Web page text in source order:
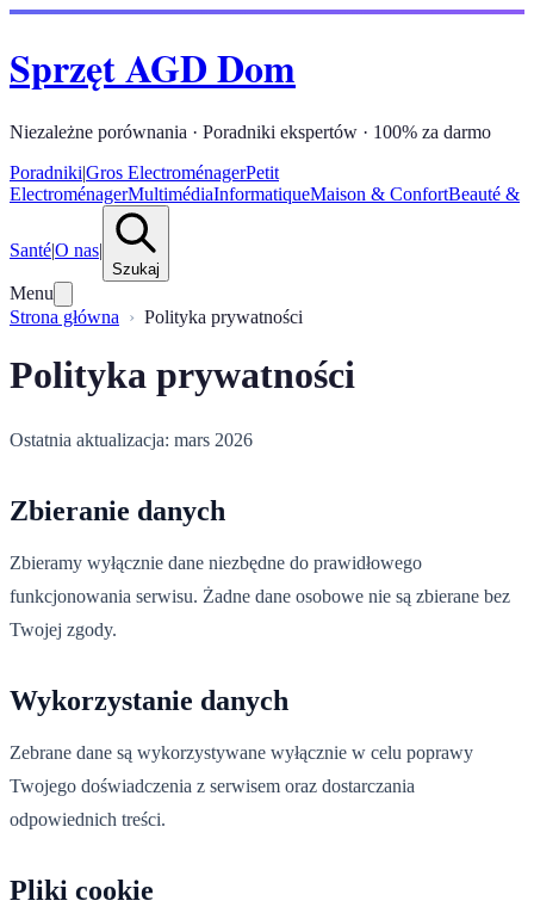
Sprzęt AGD Dom
Niezależne porównania · Poradniki ekspertów · 100% za darmo
Poradniki|Gros ElectroménagerPetit
ElectroménagerMultimédiaInformatiqueMaison & ConfortBeauté &
Santé|O nas|
Szukaj
Menu
Strona główna
Polityka prywatności
Polityka prywatności
Ostatnia aktualizacja: mars 2026
Zbieranie danych
Zbieramy wyłącznie dane niezbędne do prawidłowego
funkcjonowania serwisu. Żadne dane osobowe nie są zbierane bez
Twojej zgody.
Wykorzystanie danych
Zebrane dane są wykorzystywane wyłącznie w celu poprawy
Twojego doświadczenia z serwisem oraz dostarczania
odpowiednich treści.
Pliki cookie